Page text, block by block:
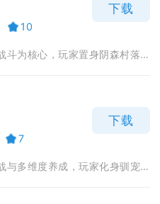
10
下载
无尽噩梦以中式恐怖解谜与近战战斗为核心，玩家置身阴森村落...
7
下载
萌宠之争主打轻量回合制萌宠对战与多维度养成，玩家化身驯宠...